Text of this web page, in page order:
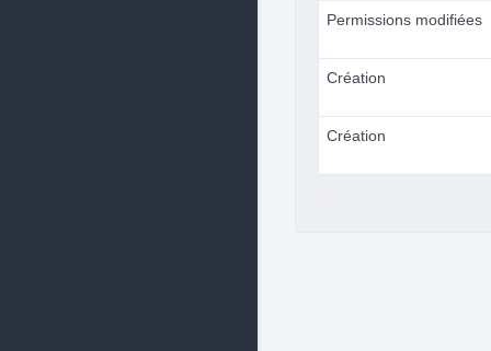
Permissions modifiées
Création
Création